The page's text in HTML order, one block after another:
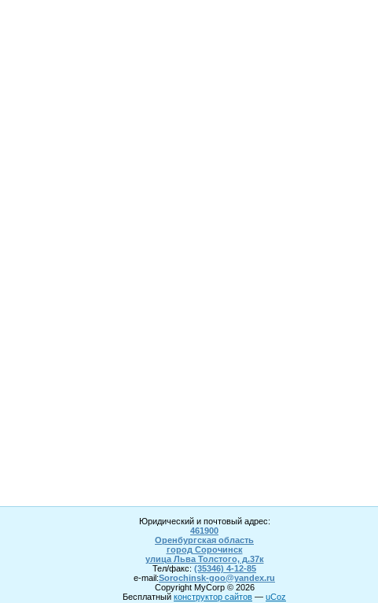
Юридический и почтовый адрес:
461900
Оренбургская область
город Сорочинск
улица Льва Толстого, д.37к
Тел/факс: (35346) 4-12-85
e-mail:Sorochinsk-goo@yandex.ru
Copyright MyCorp © 2026
Бесплатный конструктор сайтов — uCoz